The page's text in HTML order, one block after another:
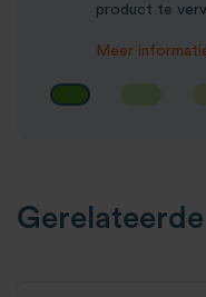
product te
Meer